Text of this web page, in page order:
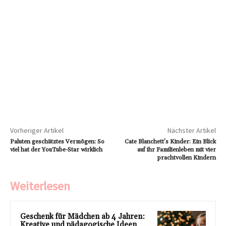
Vorheriger Artikel
Paluten geschätztes Vermögen: So
viel hat der YouTube-Star wirklich
Nächster Artikel
Cate Blanchett’s Kinder: Ein Blick
auf ihr Familienleben mit vier
prachtvollen Kindern
Weiterlesen
Geschenk für Mädchen ab 4 Jahren: